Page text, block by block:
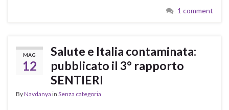
1 comment
MAG
12
Salute e Italia contaminata:
pubblicato il 3° rapporto
SENTIERI
ByNavdanya in Senza categoria